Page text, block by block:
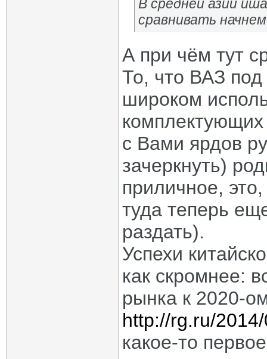
В средней азии
сравнивать
А при чём тут
То, что ВАЗ под
широком
с Вами ярдов
зачеркнуть)
приличное,
туда теперь
раздать).
Успехи
как скромнее:
рынка к 2020-
http://rg.ru/
какое-то